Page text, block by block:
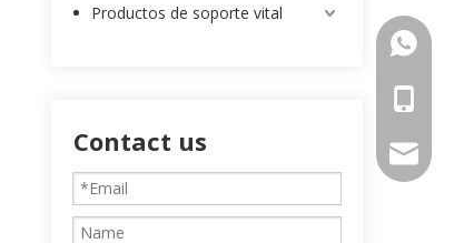
Productos de soporte vital
Contact us
00852-
intl-